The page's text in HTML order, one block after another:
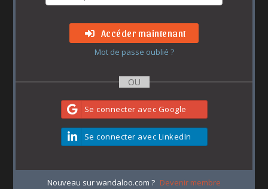
Accéder maintenant
Mot de passe oublié ?
Se connecter avec Google
Se connecter avec LinkedIn
Nouveau sur wandaloo.com ? Devenir membre